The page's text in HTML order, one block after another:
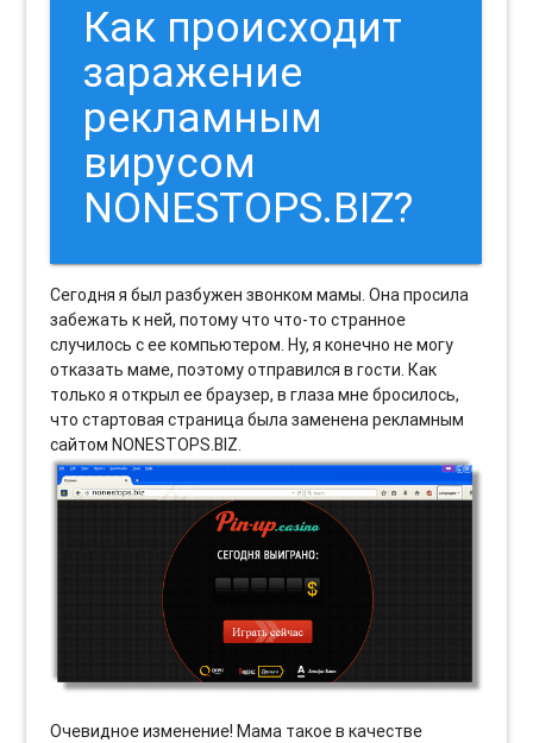
Как происходит
заражение
рекламным
вирусом
NONESTOPS.BIZ?
Сегодня я был разбужен звонком мамы. Она просила
забежать к ней, потому что что-то странное
случилось с ее компьютером. Ну, я конечно не могу
отказать маме, поэтому отправился в гости. Как
только я открыл ее браузер, в глаза мне бросилось,
что стартовая страница была заменена рекламным
сайтом NONESTOPS.BIZ.
Очевидное изменение! Мама такое в качестве